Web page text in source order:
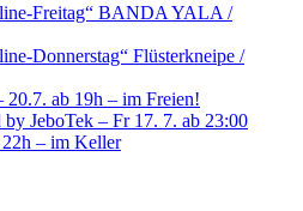
Freitag“ BANDA YALA /
Donnerstag“ Flüsterkneipe /
ab 19h – im Freien!
JeboTek – Fr 17. 7. ab 23:00
22h – im Keller